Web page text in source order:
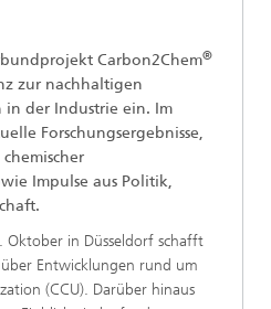
Carbon2Chem®
zur nachhaltigen
in der Industrie ein. Im
Forschungsergebnisse,
Impulse aus Politik,
Oktober in Düsseldorf schafft
Entwicklungen rund um
(CCU). Darüber hinaus